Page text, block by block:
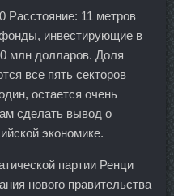
Расстояние: 11 метров
фонды, инвестирующие в
млн долларов. Доля
все пять секторов
остается очень
сделать вывод о
экономике.
партии Ренци
нового правительства